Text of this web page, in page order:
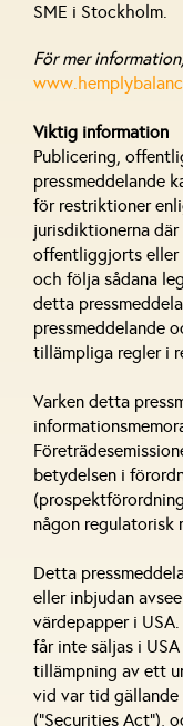
SME i Stockholm.
För mer
Viktig information
Publicering,
pressmeddelande
för restriktioner
jurisdiktionerna
offentliggjorts eller
och följa sådana
detta
pressmeddelande
tillämpliga regler i
Varken detta
betydelsen i
någon regulatorisk
Detta
eller inbjudan
värdepapper i
får inte säljas i
tillämpning av ett
vid var tid gällande
(”Securities Act”),